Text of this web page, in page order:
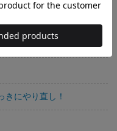
単語は耳でつかむ」改訂
言うんだろう!? 付録CD付
にやり直し！